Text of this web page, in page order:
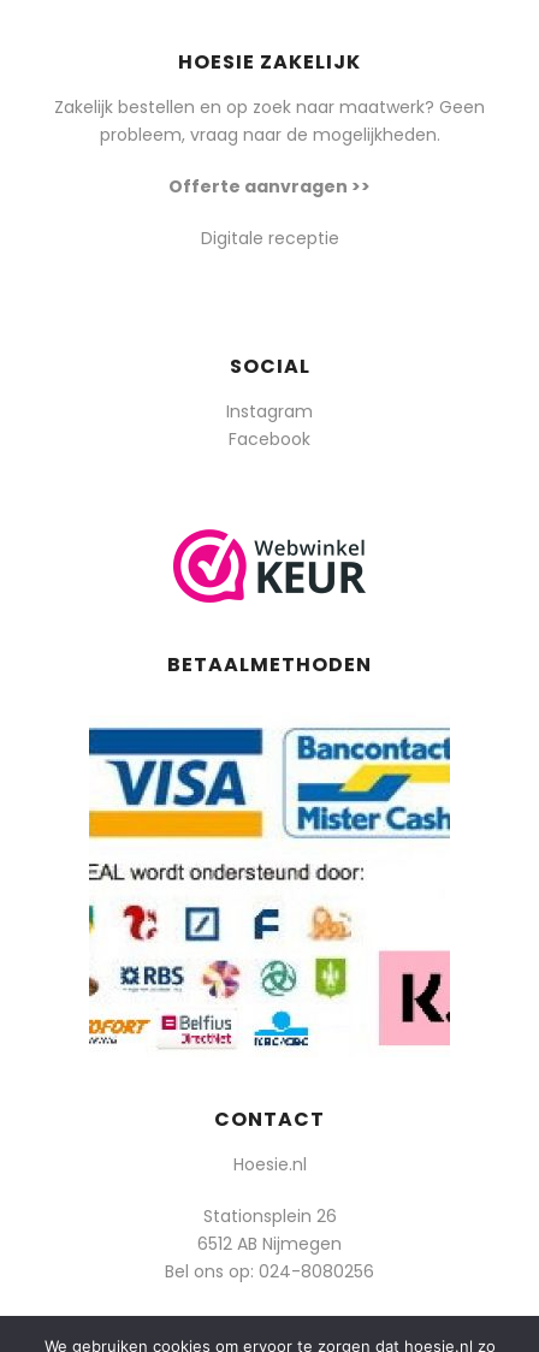
HOESIE ZAKELIJK
Zakelijk bestellen en op zoek naar maatwerk? Geen
probleem, vraag naar de mogelijkheden.
Offerte aanvragen >>
Digitale receptie
SOCIAL
Instagram
Facebook
BETAALMETHODEN
CONTACT
Hoesie.nl
Stationsplein 26
6512 AB Nijmegen
Bel ons op: 024-8080256
Of mail: info@hoesie.nl
We gebruiken cookies om ervoor te zorgen dat hoesie.nl zo